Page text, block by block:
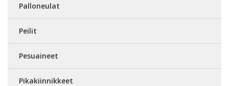
Palloneulat
Peilit
Pesuaineet
Pikakiinnikkeet